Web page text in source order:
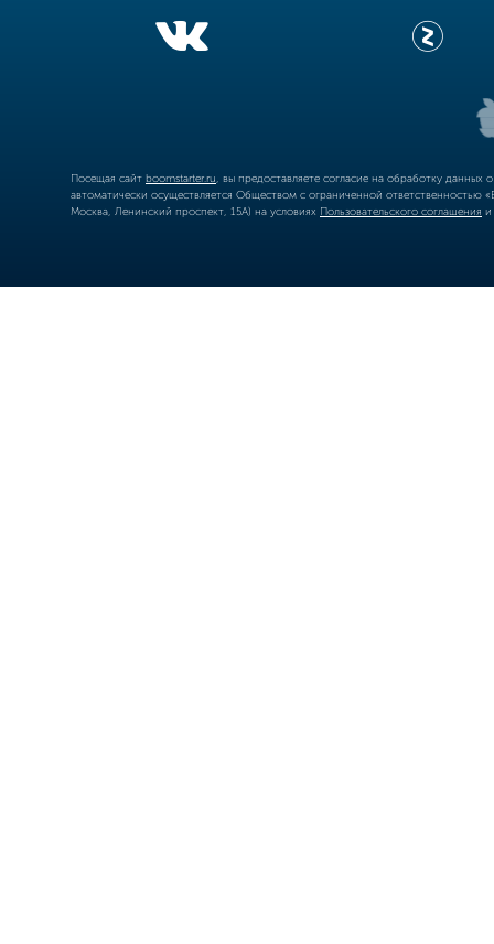
Посещая сайт boomstarter.ru , вы предоставляете согласие на обработку
автоматически осуществляется Обществом с ограниченной
Москва, Ленинский проспект, 15А) на условиях Пользовательского соглашения и